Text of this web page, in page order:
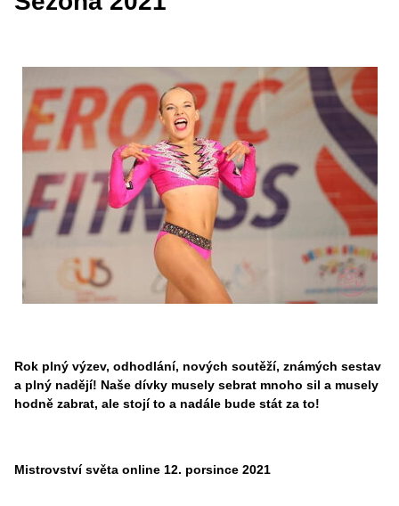
Rok plný výzev, odhodlání, nových soutěží, známých sestav
a plný nadějí! Naše dívky musely sebrat mnoho sil a musely
hodně zabrat, ale stojí to a nadále bude stát za to!
Mistrovství světa online 12. porsince 2021